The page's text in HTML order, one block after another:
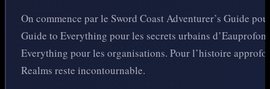
On commence par le Sword Coast Adventurer’s Guide
Guide to Everything pour les secrets urbains
Everything pour les organisations. Pour l’histoire
Realms reste incontournable.